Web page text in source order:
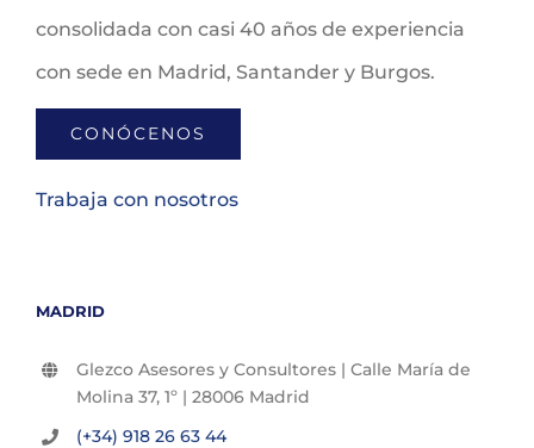
consolidada con casi 40 años de experiencia
con sede en Madrid, Santander y Burgos.
CONÓCENOS
Trabaja con nosotros
MADRID
Glezco Asesores y Consultores | Calle María de
Molina 37, 1º | 28006 Madrid
(+34) 918 26 63 44